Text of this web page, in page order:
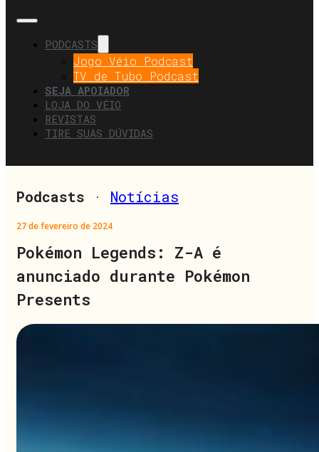
PODCASTS
Jogo Véio Podcast
TV de Tubo Podcast
SEJA APOIADOR
LOJA DO VÉIO
REVISTAS
TIRE SUAS DÚVIDAS
Podcasts · Notícias
27 de fevereiro de 2024
Pokémon Legends: Z-A é
anunciado durante Pokémon
Presents